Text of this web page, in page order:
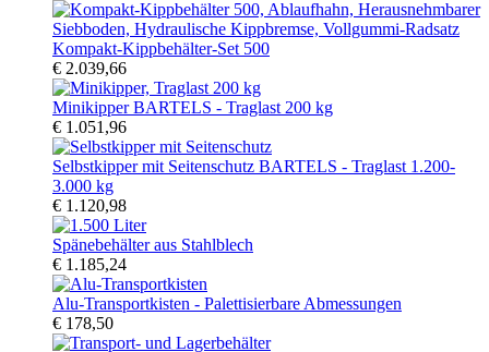
Kompakt-Kippbehälter-Set 500
€ 2.039,66
Minikipper BARTELS - Traglast 200 kg
€ 1.051,96
Selbstkipper mit Seitenschutz BARTELS - Traglast 1.200-
3.000 kg
€ 1.120,98
Spänebehälter aus Stahlblech
€ 1.185,24
Alu-Transportkisten - Palettisierbare Abmessungen
€ 178,50